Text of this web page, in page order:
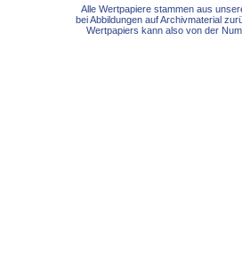
Alle Wertpapiere stammen aus
bei Abbildungen auf Archivmaterial
Wertpapiers kann also von der